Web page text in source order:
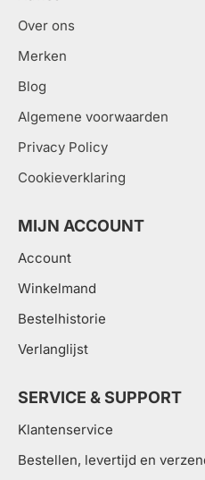
Over ons
Merken
Blog
Algemene voorwaarden
Privacy Policy
Cookieverklaring
MIJN ACCOUNT
Account
Winkelmand
Bestelhistorie
Verlanglijst
SERVICE & SUPPORT
Klantenservice
Bestellen, levertijd en